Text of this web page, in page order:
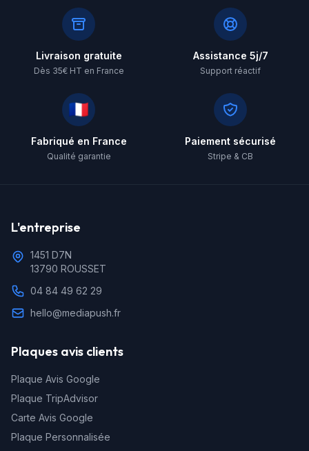
Livraison gratuite
Dès 35€ HT en France
Assistance 5j/7
Support réactif
🇫🇷
Fabriqué en France
Qualité garantie
Paiement sécurisé
Stripe & CB
L'entreprise
1451 D7N
13790 ROUSSET
04 84 49 62 29
hello@mediapush.fr
Plaques avis clients
Plaque Avis Google
Plaque TripAdvisor
Carte Avis Google
Plaque Personnalisée